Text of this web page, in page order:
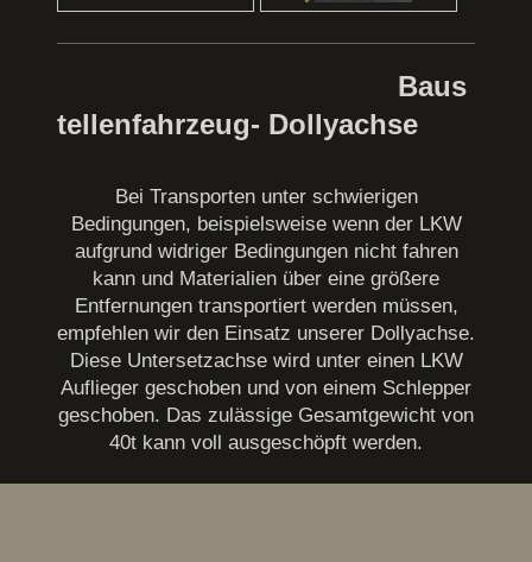
Baus
tellenfahrzeug- Dollyachse
Bei Transporten unter schwierigen
Bedingungen, beispielsweise wenn der LKW
aufgrund widriger Bedingungen nicht fahren
kann und Materialien über eine größere
Entfernungen transportiert werden müssen,
empfehlen wir den Einsatz unserer Dollyachse.
Diese Untersetzachse wird unter einen LKW
Auflieger geschoben und von einem Schlepper
geschoben. Das zulässige Gesamtgewicht von
40t kann voll ausgeschöpft werden.